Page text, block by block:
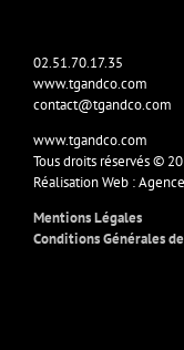
02.51.70.17.35
www.tgandco.com
contact@tgandco.com
www.tgandco.com
Tous droits réservés ©
Réalisation Web :
Mentions Légales
Conditions Générales